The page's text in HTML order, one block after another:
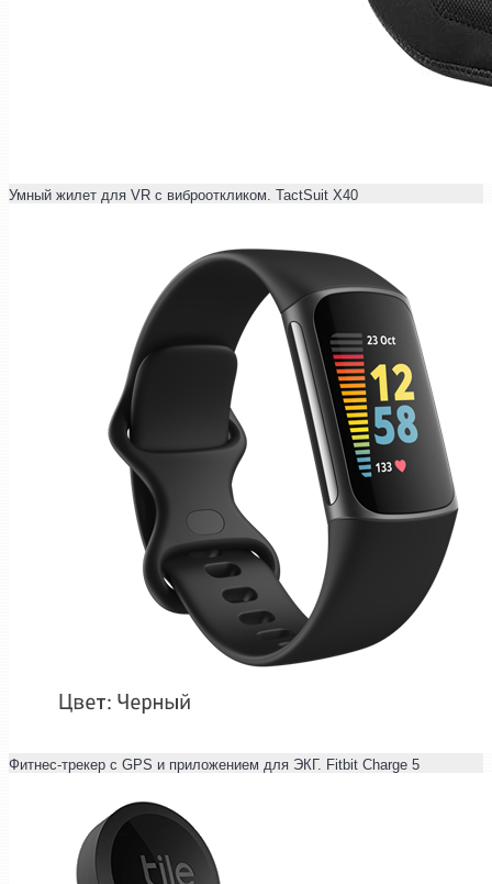
Умный жилет для VR с виброоткликом. TactSuit X40
Фитнес-трекер с GPS и приложением для ЭКГ. Fitbit Charge 5